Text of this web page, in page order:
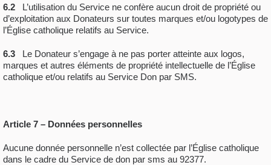
6.2 L’utilisation du Service ne confère aucun droit de propriété ou
d’exploitation aux Donateurs sur toutes marques et/ou logotypes de
l’Église catholique relatifs au Service.
6.3 Le Donateur s’engage à ne pas porter atteinte aux logos,
marques et autres éléments de propriété intellectuelle de l’Église
catholique et/ou relatifs au Service Don par SMS.
Article 7 – Données personnelles
Aucune donnée personnelle n’est collectée par l’Église catholique
dans le cadre du Service de don par sms au 92377.